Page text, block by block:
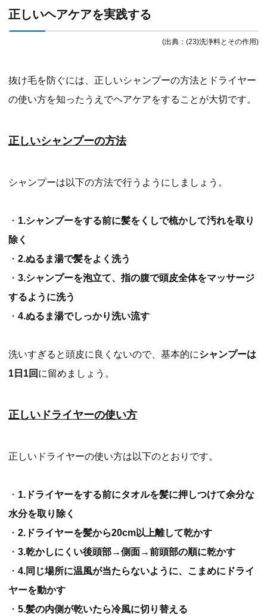
正しいヘアケアを実践する
(出典：(23)洗浄料とその作用)
抜け毛を防ぐには、正しいシャンプーの方法とドライヤー
の使い方を知ったうえでヘアケアをすることが大切です。
正しいシャンプーの方法
シャンプーは以下の方法で行うようにしましょう。
・ 1.シャンプーをする前に髪をくしで梳かして汚れを取り
除く
・ 2.ぬるま湯で髪をよく洗う
・ 3.シャンプーを泡立て、指の腹で頭皮全体をマッサージ
するように洗う
・ 4.ぬるま湯でしっかり洗い流す
洗いすぎると頭皮に良くないので、基本的にシャンプーは
1日1回 に留めましょう。
正しいドライヤーの使い方
正しいドライヤーの使い方は以下のとおりです。
・ 1.ドライヤーをする前にタオルを髪に押しつけて余分な
水分を取り除く
・ 2.ドライヤーを髪から20cm以上離して乾かす
・ 3.乾かしにくい後頭部→側面→前頭部の順に乾かす
・ 4.同じ場所に温風が当たらないように、こまめにドライ
ヤーを動かす
・ 5.髪の内側が乾いたら冷風に切り替える